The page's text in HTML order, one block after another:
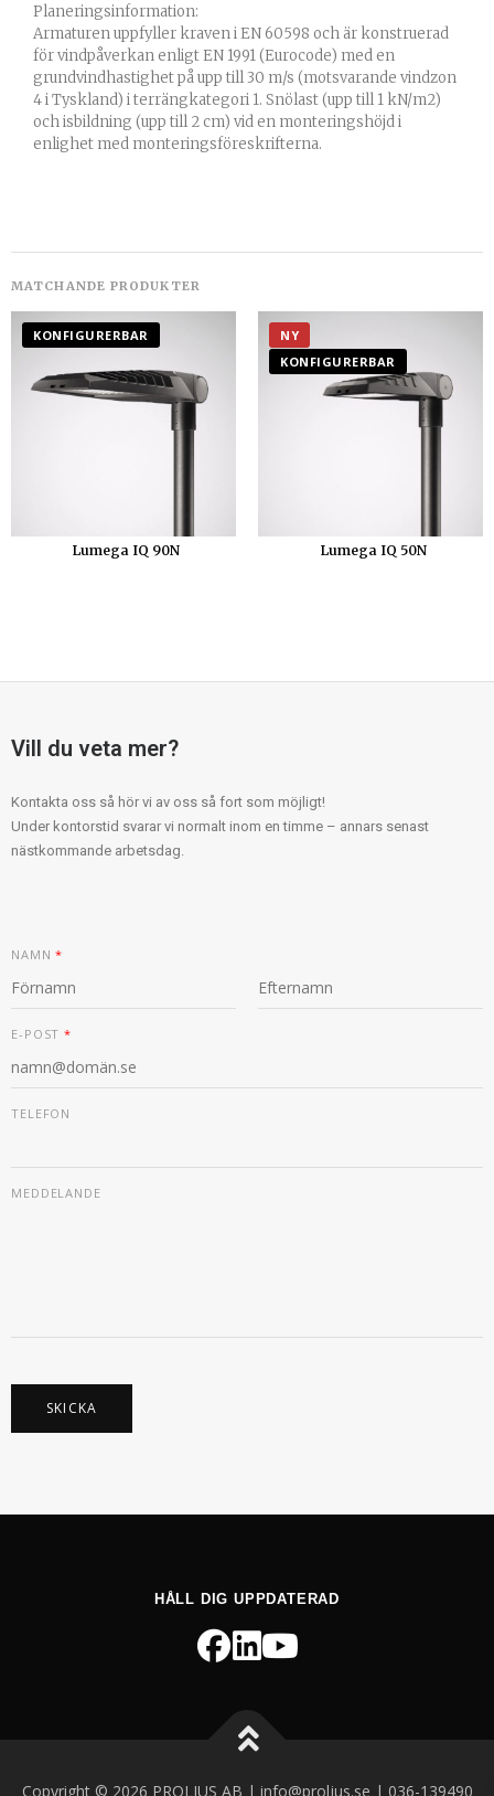
Planeringsinformation:
Armaturen uppfyller kraven i EN 60598 och är konstruerad
för vindpåverkan enligt EN 1991 (Eurocode) med en
grundvindhastighet på upp till 30 m/s (motsvarande vindzon
4 i Tyskland) i terrängkategori 1. Snölast (upp till 1 kN/m2)
och isbildning (upp till 2 cm) vid en monteringshöjd i
enlighet med monteringsföreskrifterna.
KONFIGURERBAR
Lumega IQ 90N
NY
KONFIGURERBAR
Lumega IQ 50N
Vill du veta mer?
Kontakta oss så hör vi av oss så fort som möjligt!
Under kontorstid svarar vi normalt inom en timme – annars senast
nästkommande arbetsdag.
NAMN*
F
Ö
S
T
S
E-POST*
E
E
A
T
L
TELEFON
MEDDELANDE
SKICKA
HÅLL DIG UPPDATERAD
Copyright © 2026 PROLJUS AB | info@proljus.se | 036-139490